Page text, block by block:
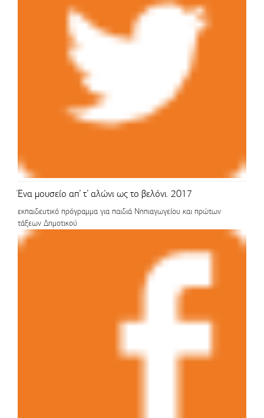
Ένα μουσείο απ’ τ’ αλώνι ως το βελόνι. 2017
εκπαιδευτικό πρόγραμμα για παιδιά Νηπιαγωγείου και πρώτων
τάξεων Δημοτικού